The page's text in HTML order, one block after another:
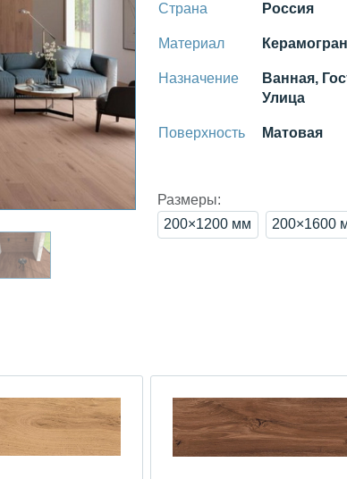
Страна Россия
Материал
Назначение
Ванная,
Улица
Поверхность Матовая
Размеры:
200×1200 мм
200×1600